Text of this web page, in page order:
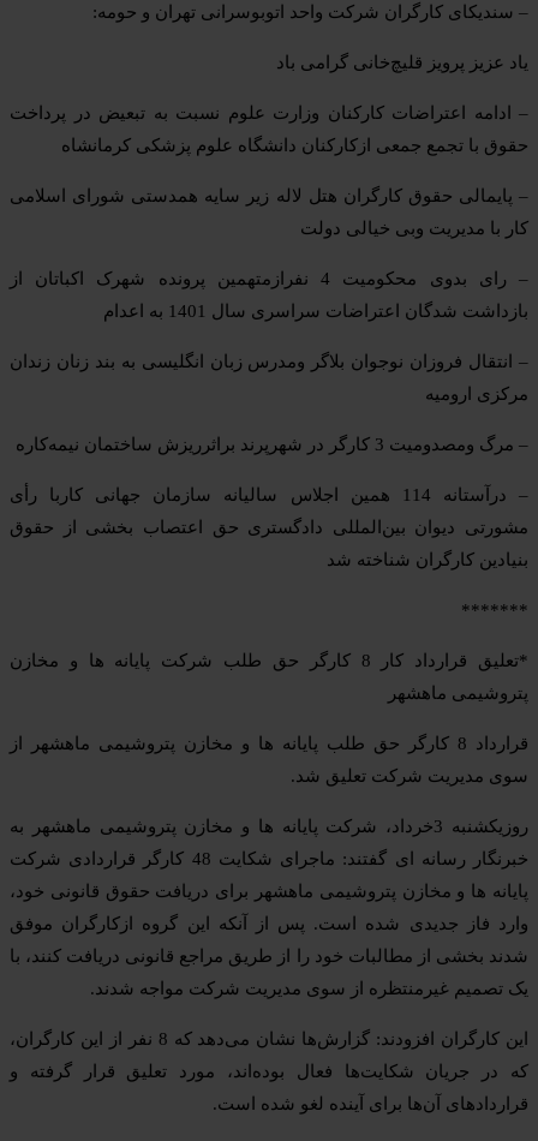
– سندیکای کارگران شرکت واحد اتوبوسرانی تهران و حومه:
یاد عزیز پرویز قلیچ‌خانی گرامی باد
– ادامه اعتراضات کارکنان وزارت علوم نسبت به تبعیض در پرداخت
حقوق با تجمع جمعی ازکارکنان دانشگاه علوم پزشکی کرمانشاه
– پایمالی حقوق کارگران هتل لاله زیر سایه همدستی شورای اسلامی
کار با مدیریت وبی خیالی دولت
– رای بدوی محکومیت 4 نفرازمتهمین پرونده شهرک اکباتان از
بازداشت شدگان اعتراضات سراسری سال 1401 به اعدام
– انتقال فروزان نوجوان بلاگر ومدرس زبان انگلیسی به بند زنان زندان
مرکزی ارومیه
– مرگ ومصدومیت 3 کارگر در شهرپرند براثرریزش ساختمان نیمه‌کاره
– درآستانه 114 همین اجلاس سالیانه سازمان جهانی کاربا رأی
مشورتی دیوان بین‌المللی دادگستری حق اعتصاب بخشی از حقوق
بنیادین کارگران شناخته شد
*******
*تعلیق قرارداد کار 8 کارگر حق طلب شرکت پایانه ها و مخازن
پتروشیمی ماهشهر
قرارداد 8 کارگر حق طلب پایانه ها و مخازن پتروشیمی ماهشهر از
سوی مدیریت شرکت تعلیق شد.
روزیکشنبه 3خرداد، شرکت پایانه ها و مخازن پتروشیمی ماهشهر به
خبرنگار رسانه ای گفتند: ماجرای شکایت 48 کارگر قراردادی شرکت
پایانه ها و مخازن پتروشیمی ماهشهر برای دریافت حقوق قانونی خود،
وارد فاز جدیدی شده است. پس از آنکه این گروه ازکارگران موفق
شدند بخشی از مطالبات خود را از طریق مراجع قانونی دریافت کنند، با
یک تصمیم غیرمنتظره از سوی مدیریت شرکت مواجه شدند.
این کارگران افزودند: گزارش‌ها نشان می‌دهد که 8 نفر از این کارگران،
که در جریان شکایت‌ها فعال بوده‌اند، مورد تعلیق قرار گرفته و
قراردادهای آن‌ها برای آینده لغو شده است.